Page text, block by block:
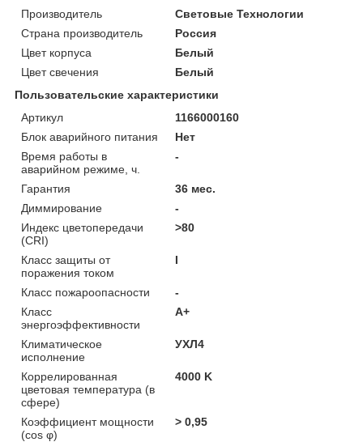
Производитель
Световые Технологии
Страна производитель
Россия
Цвет корпуса
Белый
Цвет свечения
Белый
Пользовательские характеристики
Артикул
1166000160
Блок аварийного питания
Нет
Время работы в
аварийном режиме, ч.
-
Гарантия
36 мес.
Диммирование
-
Индекс цветопередачи
(CRI)
>80
Класс защиты от
поражения током
I
Класс пожароопасности
-
Класс
энергоэффективности
A+
Климатическое
исполнение
УХЛ4
Коррелированная
цветовая температура (в
сфере)
4000 K
Коэффициент мощности
(cos φ)
> 0,95